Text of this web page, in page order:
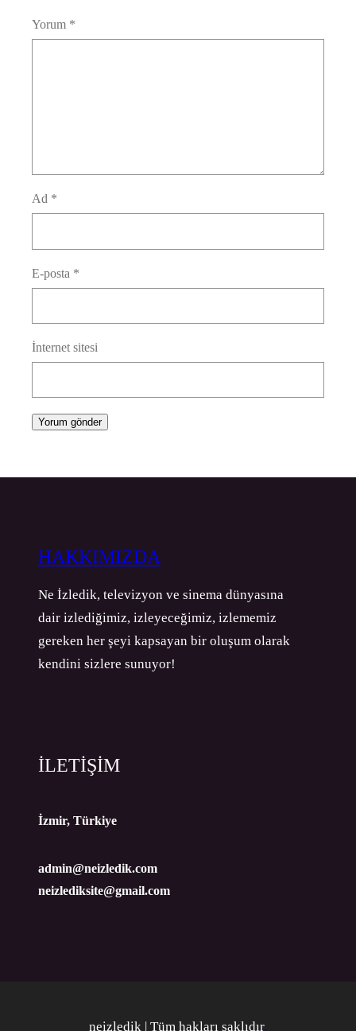
Yorum *
Ad *
E-posta *
İnternet sitesi
HAKKIMIZDA
Ne İzledik, televizyon ve sinema dünyasına
dair izlediğimiz, izleyeceğimiz, izlememiz
gereken her şeyi kapsayan bir oluşum olarak
kendini sizlere sunuyor!
İLETİŞİM
İzmir, Türkiye
admin@neizledik.com
neizlediksite@gmail.com
neizledik | Tüm hakları saklıdır.